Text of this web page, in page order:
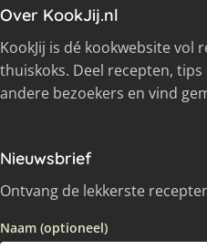
Over KookJij.nl
KookJij is dé kookwebsite
thuiskoks. Deel recepten,
andere bezoekers en vind
Nieuwsbrief
Ontvang de lekkerste
Naam (optioneel)